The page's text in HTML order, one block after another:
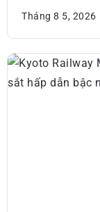
Tháng 8 5, 2026